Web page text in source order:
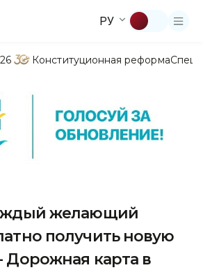
РУ
Конституционная реформа
желающий
получить новую
Дорожная карта в